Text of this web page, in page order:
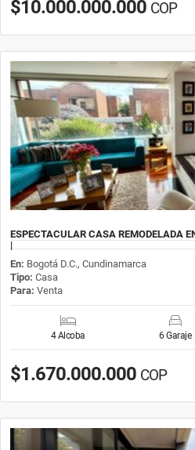
$10.000.000.000 COP
ESPECTACULAR CASA REMODELADA
|
En: Bogotá D.C., Cundinamarca
Tipo: Casa
Para: Venta
4 Alcoba 6 Garaje
$1.670.000.000 COP